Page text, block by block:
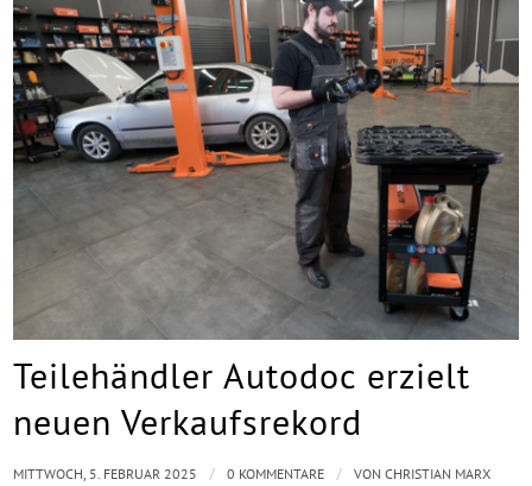
Teilehändler Autodoc erzielt
neuen Verkaufsrekord
MITTWOCH, 5. FEBRUAR 2025 / 0 KOMMENTARE / VONCHRISTIAN MARX